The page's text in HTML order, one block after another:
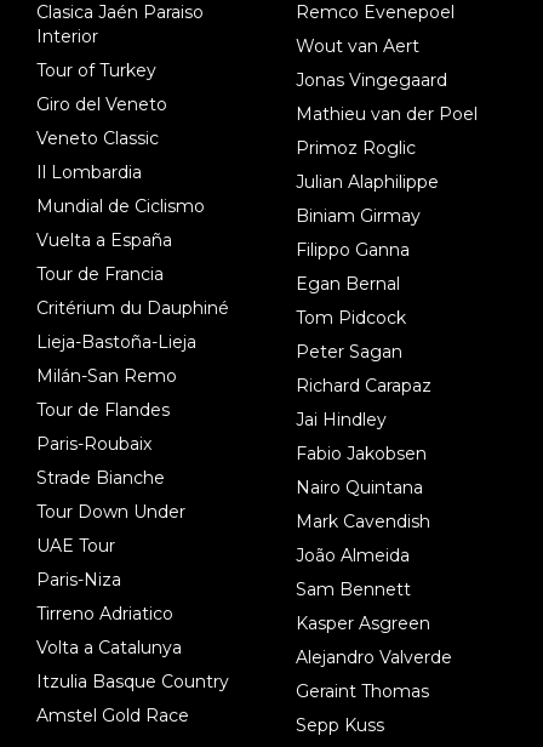
Clasica Jaén Paraiso
Interior
Tour of Turkey
Giro del Veneto
Veneto Classic
Il Lombardia
Mundial de Ciclismo
Vuelta a España
Tour de Francia
Critérium du Dauphiné
Lieja-Bastoña-Lieja
Milán-San Remo
Tour de Flandes
Paris-Roubaix
Strade Bianche
Tour Down Under
UAE Tour
Paris-Niza
Tirreno Adriatico
Volta a Catalunya
Itzulia Basque Country
Amstel Gold Race
Remco Evenepoel
Wout van Aert
Jonas Vingegaard
Mathieu van der Poel
Primoz Roglic
Julian Alaphilippe
Biniam Girmay
Filippo Ganna
Egan Bernal
Tom Pidcock
Peter Sagan
Richard Carapaz
Jai Hindley
Fabio Jakobsen
Nairo Quintana
Mark Cavendish
João Almeida
Sam Bennett
Kasper Asgreen
Alejandro Valverde
Geraint Thomas
Sepp Kuss